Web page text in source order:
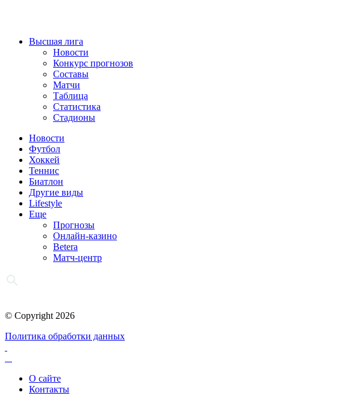
Высшая лига
Новости
Конкурс прогнозов
Составы
Матчи
Таблица
Статистика
Стадионы
Новости
Футбол
Хоккей
Теннис
Биатлон
Другие виды
Lifestyle
Еще
Прогнозы
Онлайн-казино
Betera
Матч-центр
© Copyright 2026
Политика обработки данных
О сайте
Контакты